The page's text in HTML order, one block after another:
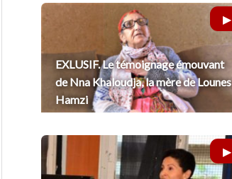
EXLUSIF. Le témoignage émouvant
de Nna Khaloudja, la mère de Lounes
Hamzi